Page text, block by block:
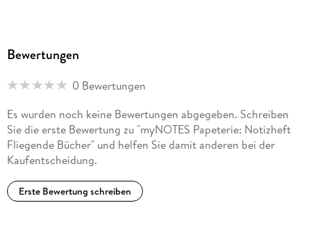
Bewertungen
0 Bewertungen
Es wurden noch keine Bewertungen abgegeben. Schreiben
Sie die erste Bewertung zu "myNOTES Papeterie: Notizheft
Fliegende Bücher" und helfen Sie damit anderen bei der
Kaufentscheidung.
Erste Bewertung schreiben